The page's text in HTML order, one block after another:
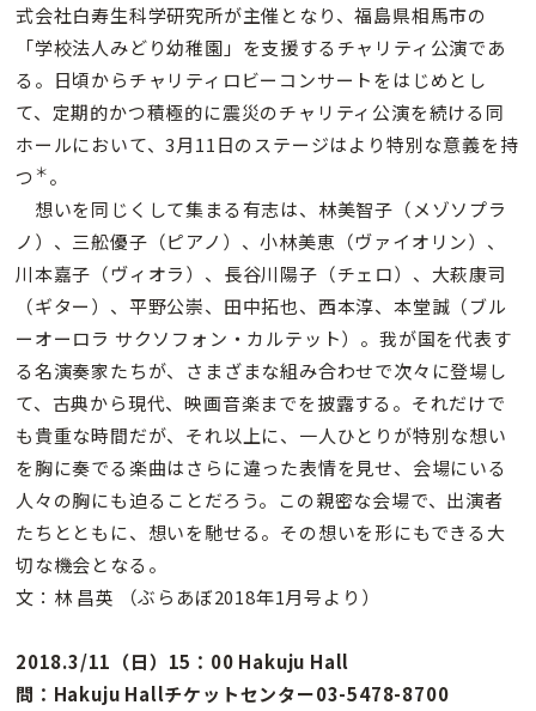
式会社白寿生科学研究所が主催となり、福島県相馬市の
「学校法人みどり幼稚園」を支援するチャリティ公演であ
る。日頃からチャリティロビーコンサートをはじめとし
て、定期的かつ積極的に震災のチャリティ公演を続ける同
ホールにおいて、3月11日のステージはより特別な意義を持
つ ＊。
想いを同じくして集まる有志は、林美智子（メゾソプラ
ノ）、三舩優子（ピアノ）、小林美恵（ヴァイオリン）、
川本嘉子（ヴィオラ）、長谷川陽子（チェロ）、大萩康司
（ギター）、平野公崇、田中拓也、西本淳、本堂誠（ブル
ーオーロラ サクソフォン・カルテット）。我が国を代表す
る名演奏家たちが、さまざまな組み合わせで次々に登場し
て、古典から現代、映画音楽までを披露する。それだけで
も貴重な時間だが、それ以上に、一人ひとりが特別な想い
を胸に奏でる楽曲はさらに違った表情を見せ、会場にいる
人々の胸にも迫ることだろう。この親密な会場で、出演者
たちとともに、想いを馳せる。その想いを形にもできる大
切な機会となる。
文：林 昌英 （ぶらあぼ2018年1月号より）
2018.3/11（日）15：00 Hakuju Hall
問：Hakuju Hallチケットセンター03-5478-8700